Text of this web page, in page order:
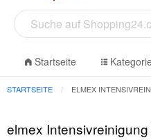
Startseite Kategorie
STARTSEITE ELMEX
elmex